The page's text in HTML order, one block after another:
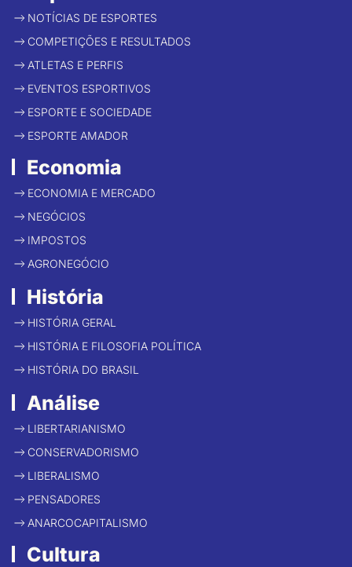
NOTÍCIAS DE ESPORTES
COMPETIÇÕES E RESULTADOS
ATLETAS E PERFIS
EVENTOS ESPORTIVOS
ESPORTE E SOCIEDADE
ESPORTE AMADOR
Economia
ECONOMIA E MERCADO
NEGÓCIOS
IMPOSTOS
AGRONEGÓCIO
História
HISTÓRIA GERAL
HISTÓRIA E FILOSOFIA POLÍTICA
HISTÓRIA DO BRASIL
Análise
LIBERTARIANISMO
CONSERVADORISMO
LIBERALISMO
PENSADORES
ANARCOCAPITALISMO
Cultura